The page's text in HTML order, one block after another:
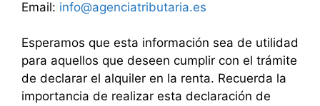
Email: info@agenciatributaria.es
Esperamos que esta información sea de utilidad
para aquellos que deseen cumplir con el trámite
de declarar el alquiler en la renta. Recuerda la
importancia de realizar esta declaración de